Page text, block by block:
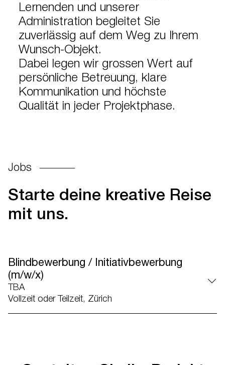
Lernenden und unserer
Administration begleitet Sie
zuverlässig auf dem Weg zu Ihrem
Wunsch-Objekt.
Dabei legen wir grossen Wert auf
persönliche Betreuung, klare
Kommunikation und höchste
Qualität in jeder Projektphase.
Jobs
Starte deine kreative Reise
mit uns.
Blindbewerbung / Initiativbewerbung
(m/w/x)
TBA
Vollzeit oder Teilzeit, Zürich